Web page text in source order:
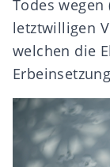
Todes wegen
letztwilligen
welchen die
Erbeinsetzung